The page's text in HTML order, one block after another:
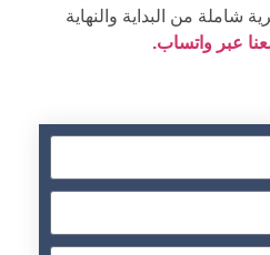
شاملة من البداية والنهاية
عبر واتساب.